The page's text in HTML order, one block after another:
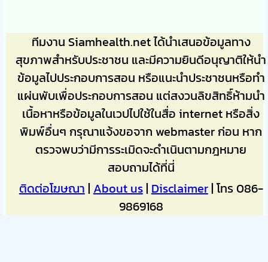
ทีมงาน Siamhealth.net ได้นำเสนอข้อมูลทาง
สุขภาพสำหรับประชาชน และมีความยินดีอนุญาติให้นำ
ข้อมูลไปประกอบการสอน หรือแนะนำประชาชนหรือทำ
แผ่นพับเพื่อประกอบการสอน แต่สงวนลิขสิทธิ์ห้ามนำ
เนื้อหาหรือข้อมูลในเวปไปใช้ในสื่อ internet หรือสิ่ง
พิมพ์อื่นๆ กรุณาแจ้งขอจาก webmaster ก่อน หาก
ตรวจพบว่ามีการระเมิดจะดำเนินตามกฎหมาย
สอบถามได้ที่นี่
ติดต่อโฆษณา | About us| Disclaimer| โทร 086-
9869168